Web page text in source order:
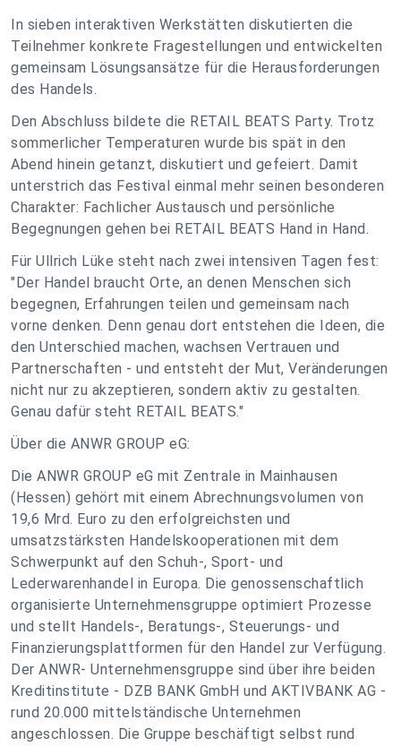
In sieben interaktiven Werkstätten diskutierten die
Teilnehmer konkrete Fragestellungen und entwickelten
gemeinsam Lösungsansätze für die Herausforderungen
des Handels.
Den Abschluss bildete die RETAIL BEATS Party. Trotz
sommerlicher Temperaturen wurde bis spät in den
Abend hinein getanzt, diskutiert und gefeiert. Damit
unterstrich das Festival einmal mehr seinen besonderen
Charakter: Fachlicher Austausch und persönliche
Begegnungen gehen bei RETAIL BEATS Hand in Hand.
Für Ullrich Lüke steht nach zwei intensiven Tagen fest:
"Der Handel braucht Orte, an denen Menschen sich
begegnen, Erfahrungen teilen und gemeinsam nach
vorne denken. Denn genau dort entstehen die Ideen, die
den Unterschied machen, wachsen Vertrauen und
Partnerschaften - und entsteht der Mut, Veränderungen
nicht nur zu akzeptieren, sondern aktiv zu gestalten.
Genau dafür steht RETAIL BEATS."
Über die ANWR GROUP eG:
Die ANWR GROUP eG mit Zentrale in Mainhausen
(Hessen) gehört mit einem Abrechnungsvolumen von
19,6 Mrd. Euro zu den erfolgreichsten und
umsatzstärksten Handelskooperationen mit dem
Schwerpunkt auf den Schuh-, Sport- und
Lederwarenhandel in Europa. Die genossenschaftlich
organisierte Unternehmensgruppe optimiert Prozesse
und stellt Handels-, Beratungs-, Steuerungs- und
Finanzierungsplattformen für den Handel zur Verfügung.
Der ANWR- Unternehmensgruppe sind über ihre beiden
Kreditinstitute - DZB BANK GmbH und AKTIVBANK AG -
rund 20.000 mittelständische Unternehmen
angeschlossen. Die Gruppe beschäftigt selbst rund